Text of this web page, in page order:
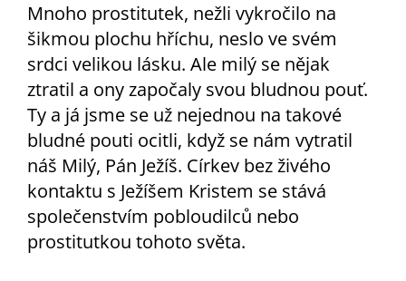
Mnoho prostitutek, nežli vykročilo na
šikmou plochu hříchu, neslo ve svém
srdci velikou lásku. Ale milý se nějak
ztratil a ony započaly svou bludnou pouť.
Ty a já jsme se už nejednou na takové
bludné pouti ocitli, když se nám vytratil
náš Milý, Pán Ježíš. Církev bez živého
kontaktu s Ježíšem Kristem se stává
společenstvím pobloudilců nebo
prostitutkou tohoto světa.